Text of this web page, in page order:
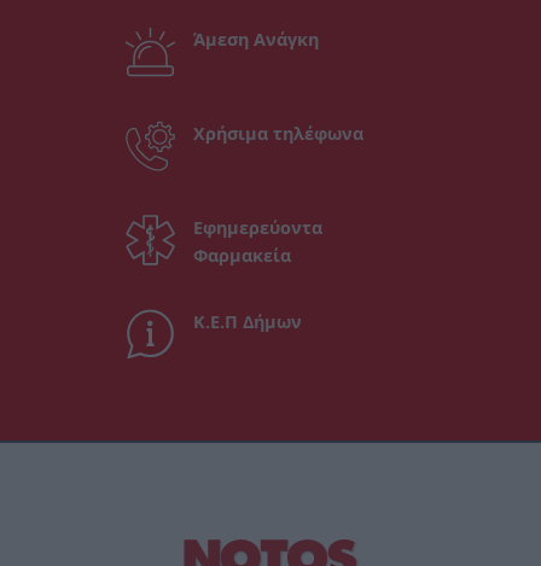
Άμεση Ανάγκη
Χρήσιμα τηλέφωνα
Εφημερεύοντα
Φαρμακεία
Κ.Ε.Π Δήμων